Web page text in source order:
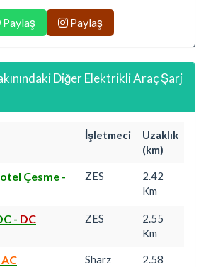
Paylaş Paylaş
Diğer Elektrikli Araç Şarj
İşletmeci
Uzaklık
(km)
Çesme -
ZES
2.42
Km
- DC ZES
2.55
Km
AC Sharz
2.58